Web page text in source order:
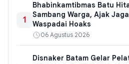
1
Bhabinkamtibmas Batu
Sambang Warga, Ajak
Waspadai Hoaks
06 Agustus 2026
Disnaker Batam Gelar